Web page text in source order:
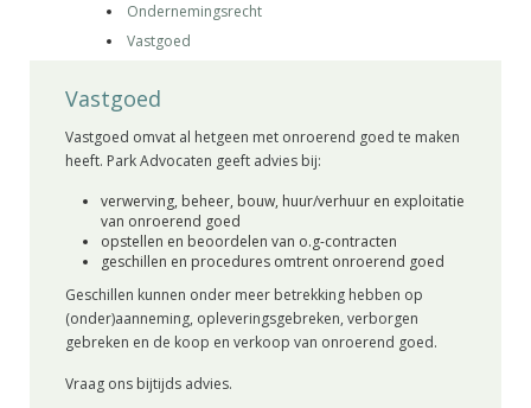
Ondernemingsrecht
Vastgoed
Vastgoed
Vastgoed omvat al hetgeen met onroerend goed te maken
heeft. Park Advocaten geeft advies bij:
verwerving, beheer, bouw, huur/verhuur en exploitatie
van onroerend goed
opstellen en beoordelen van o.g-contracten
geschillen en procedures omtrent onroerend goed
Geschillen kunnen onder meer betrekking hebben op
(onder)aanneming, opleveringsgebreken, verborgen
gebreken en de koop en verkoop van onroerend goed.
Vraag ons bijtijds advies.